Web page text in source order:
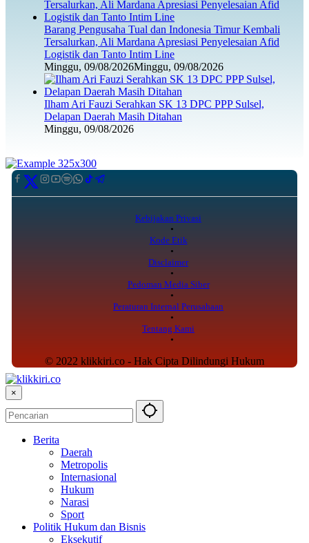
Barang Pengusaha Tual dan Indonesia Timur Kembali
Tersalurkan, Ali Mardana Apresiasi Penyelesaian Afid
Logistik dan Tanto Intim Line
Minggu, 09/08/2026Minggu, 09/08/2026
Ilham Ari Fauzi Serahkan SK 13 DPC PPP Sulsel,
Delapan Daerah Masih Ditahan
Minggu, 09/08/2026
Kebijakan Privasi
Kode Etik
Disclaimer
Pedoman Media Siber
Peraturan Internal Perusahaan
Tentang Kami
© 2022 klikkiri.co - Hak Cipta Dilindungi Hukum
×
Berita
Daerah
Metropolis
Internasional
Hukum
Narasi
Sport
Politik Hukum dan Bisnis
Eksekutif